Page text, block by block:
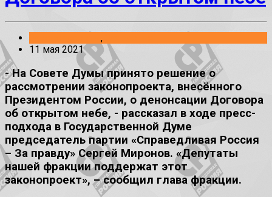
,
11 мая 2021
- На Совете Думы принято решение о
рассмотрении законопроекта, внесённого
Президентом России, о денонсации Договора
об открытом небе, - рассказал в ходе пресс-
подхода в Государственной Думе
председатель партии «Справедливая Россия
– За правду» Сергей Миронов. «Депутаты
нашей фракции поддержат этот
законопроект», – сообщил глава фракции.